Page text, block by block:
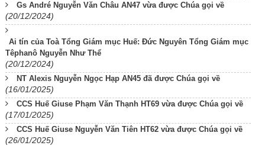
Gs André Nguyễn Văn Châu AN47 vừa được Chúa gọi về
(20/12/2024)
Ai tín của Toà Tổng Giám mục Huế: Đức Nguyên Tổng Giám mục
Têphanô Nguyễn Như Thể
(20/12/2024)
NT Alexis Nguyễn Ngọc Hạp AN45 đã được Chúa gọi về
(16/01/2025)
CCS Huế Giuse Phạm Văn Thạnh HT69 vừa được Chúa gọi về
(17/01/2025)
CCS Huế Giuse Nguyễn Văn Tiên HT62 vừa được Chúa gọi về
(26/01/2025)